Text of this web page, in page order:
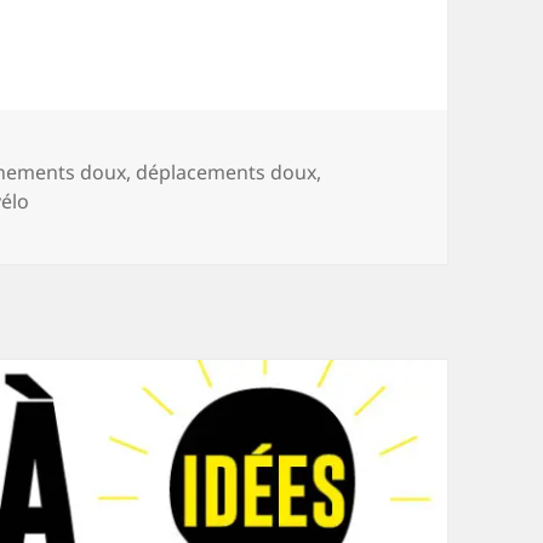
doux, déplacements doux,